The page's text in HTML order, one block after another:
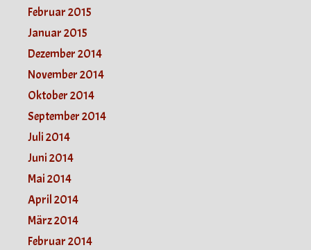
Februar 2015
Januar 2015
Dezember 2014
November 2014
Oktober 2014
September 2014
Juli 2014
Juni 2014
Mai 2014
April 2014
März 2014
Februar 2014